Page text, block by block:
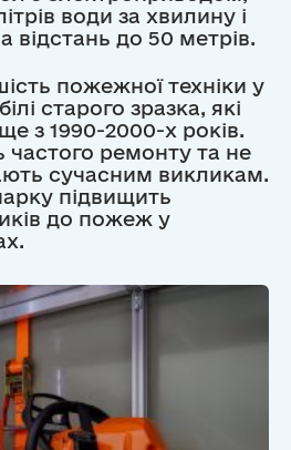
води за хвилину і
відстань до 50 метрів.
пожежної техніки у
старого зразка, які
з 1990-2000-х років.
ремонту та не
сучасним викликам.
підвищить
до пожеж у